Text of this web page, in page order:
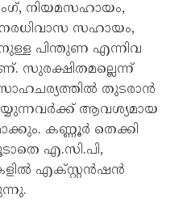
നിയമസഹായം,
സഹായം,
പിന്തുണ എന്നിവ
സുരക്ഷിതമല്ലെന്ന്
തുടരാൻ
ആവശ്യമായ
കണ്ണൂർ തെക്കി
എ.സി.പി,
എക്സ്റ്റൻഷൻ